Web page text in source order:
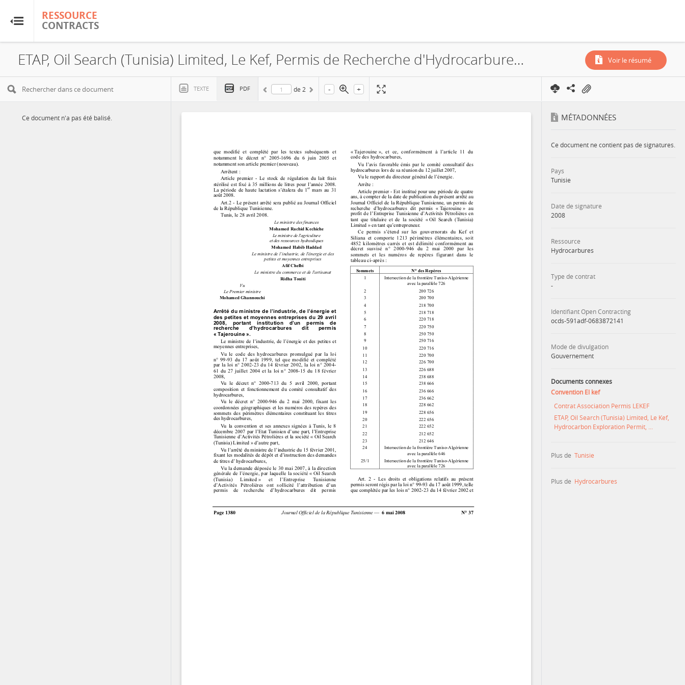
RESSOURCE
CONTRACTS
RESSOURCE
CONTRACTS
Accueil ETAP, Oil Search (Tunisia) Limited, Le Kef, Permis de Recherche d'Hydrocarbures, 2008-1 Voir le résumé
TEXTE PDF de 2 - +
Ce document n'a pas été balisé. MÉTADONNÉES
Ce document ne contient pas de signatures.
Pays
Tunisie
Date de signature
2008
Ressource
Hydrocarbures
Type de contrat
-
Identifiant Open Contracting
ocds-591adf-0683872141
Mode de divulgation
Gouvernement
Documents connexes
Convention El kef
Contrat Association Permis LEKEF
ETAP, Oil Search (Tunisia) Limited, Le Kef,
Hydrocarbon Exploration Permit, ...
Plus de Tunisie
Plus de Hydrocarbures